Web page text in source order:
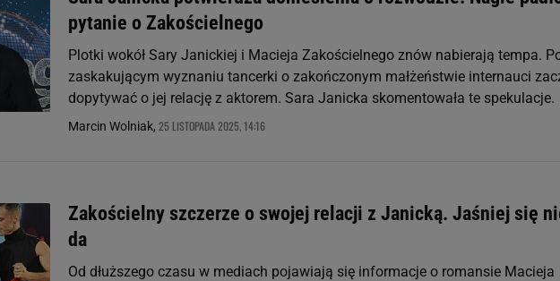
pytanie o Zakościelnego
Plotki wokół Sary Janickiej i Macieja Zakościelnego znów nabierają tempa.
zaskakującym wyznaniu tancerki o zakończonym małżeństwie internauci
dopytywać o jej relację z aktorem. Sara Janicka skomentowała te spekulacje.
Marcin Wolniak, 25 LISTOPADA 2025, 14:16
Zakościelny szczerze o swojej relacji z Janicką. Jaśniej się
da
Od dłuższego czasu w mediach pojawiają się informacje o romansie Macieja